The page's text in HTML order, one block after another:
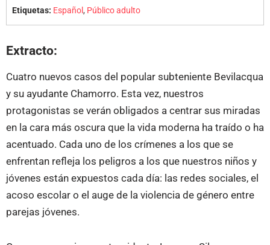
Etiquetas: Español, Público adulto
Extracto:
Cuatro nuevos casos del popular subteniente Bevilacqua
y su ayudante Chamorro. Esta vez, nuestros
protagonistas se verán obligados a centrar sus miradas
en la cara más oscura que la vida moderna ha traído o ha
acentuado. Cada uno de los crímenes a los que se
enfrentan refleja los peligros a los que nuestros niños y
jóvenes están expuestos cada día: las redes sociales, el
acoso escolar o el auge de la violencia de género entre
parejas jóvenes.